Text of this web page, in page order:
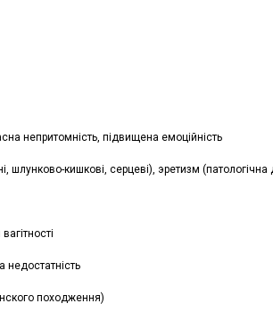
непритомність, підвищена емоційність
шлунково-кишкові, серцеві), эретизм (патологічна
недостатність
походження)